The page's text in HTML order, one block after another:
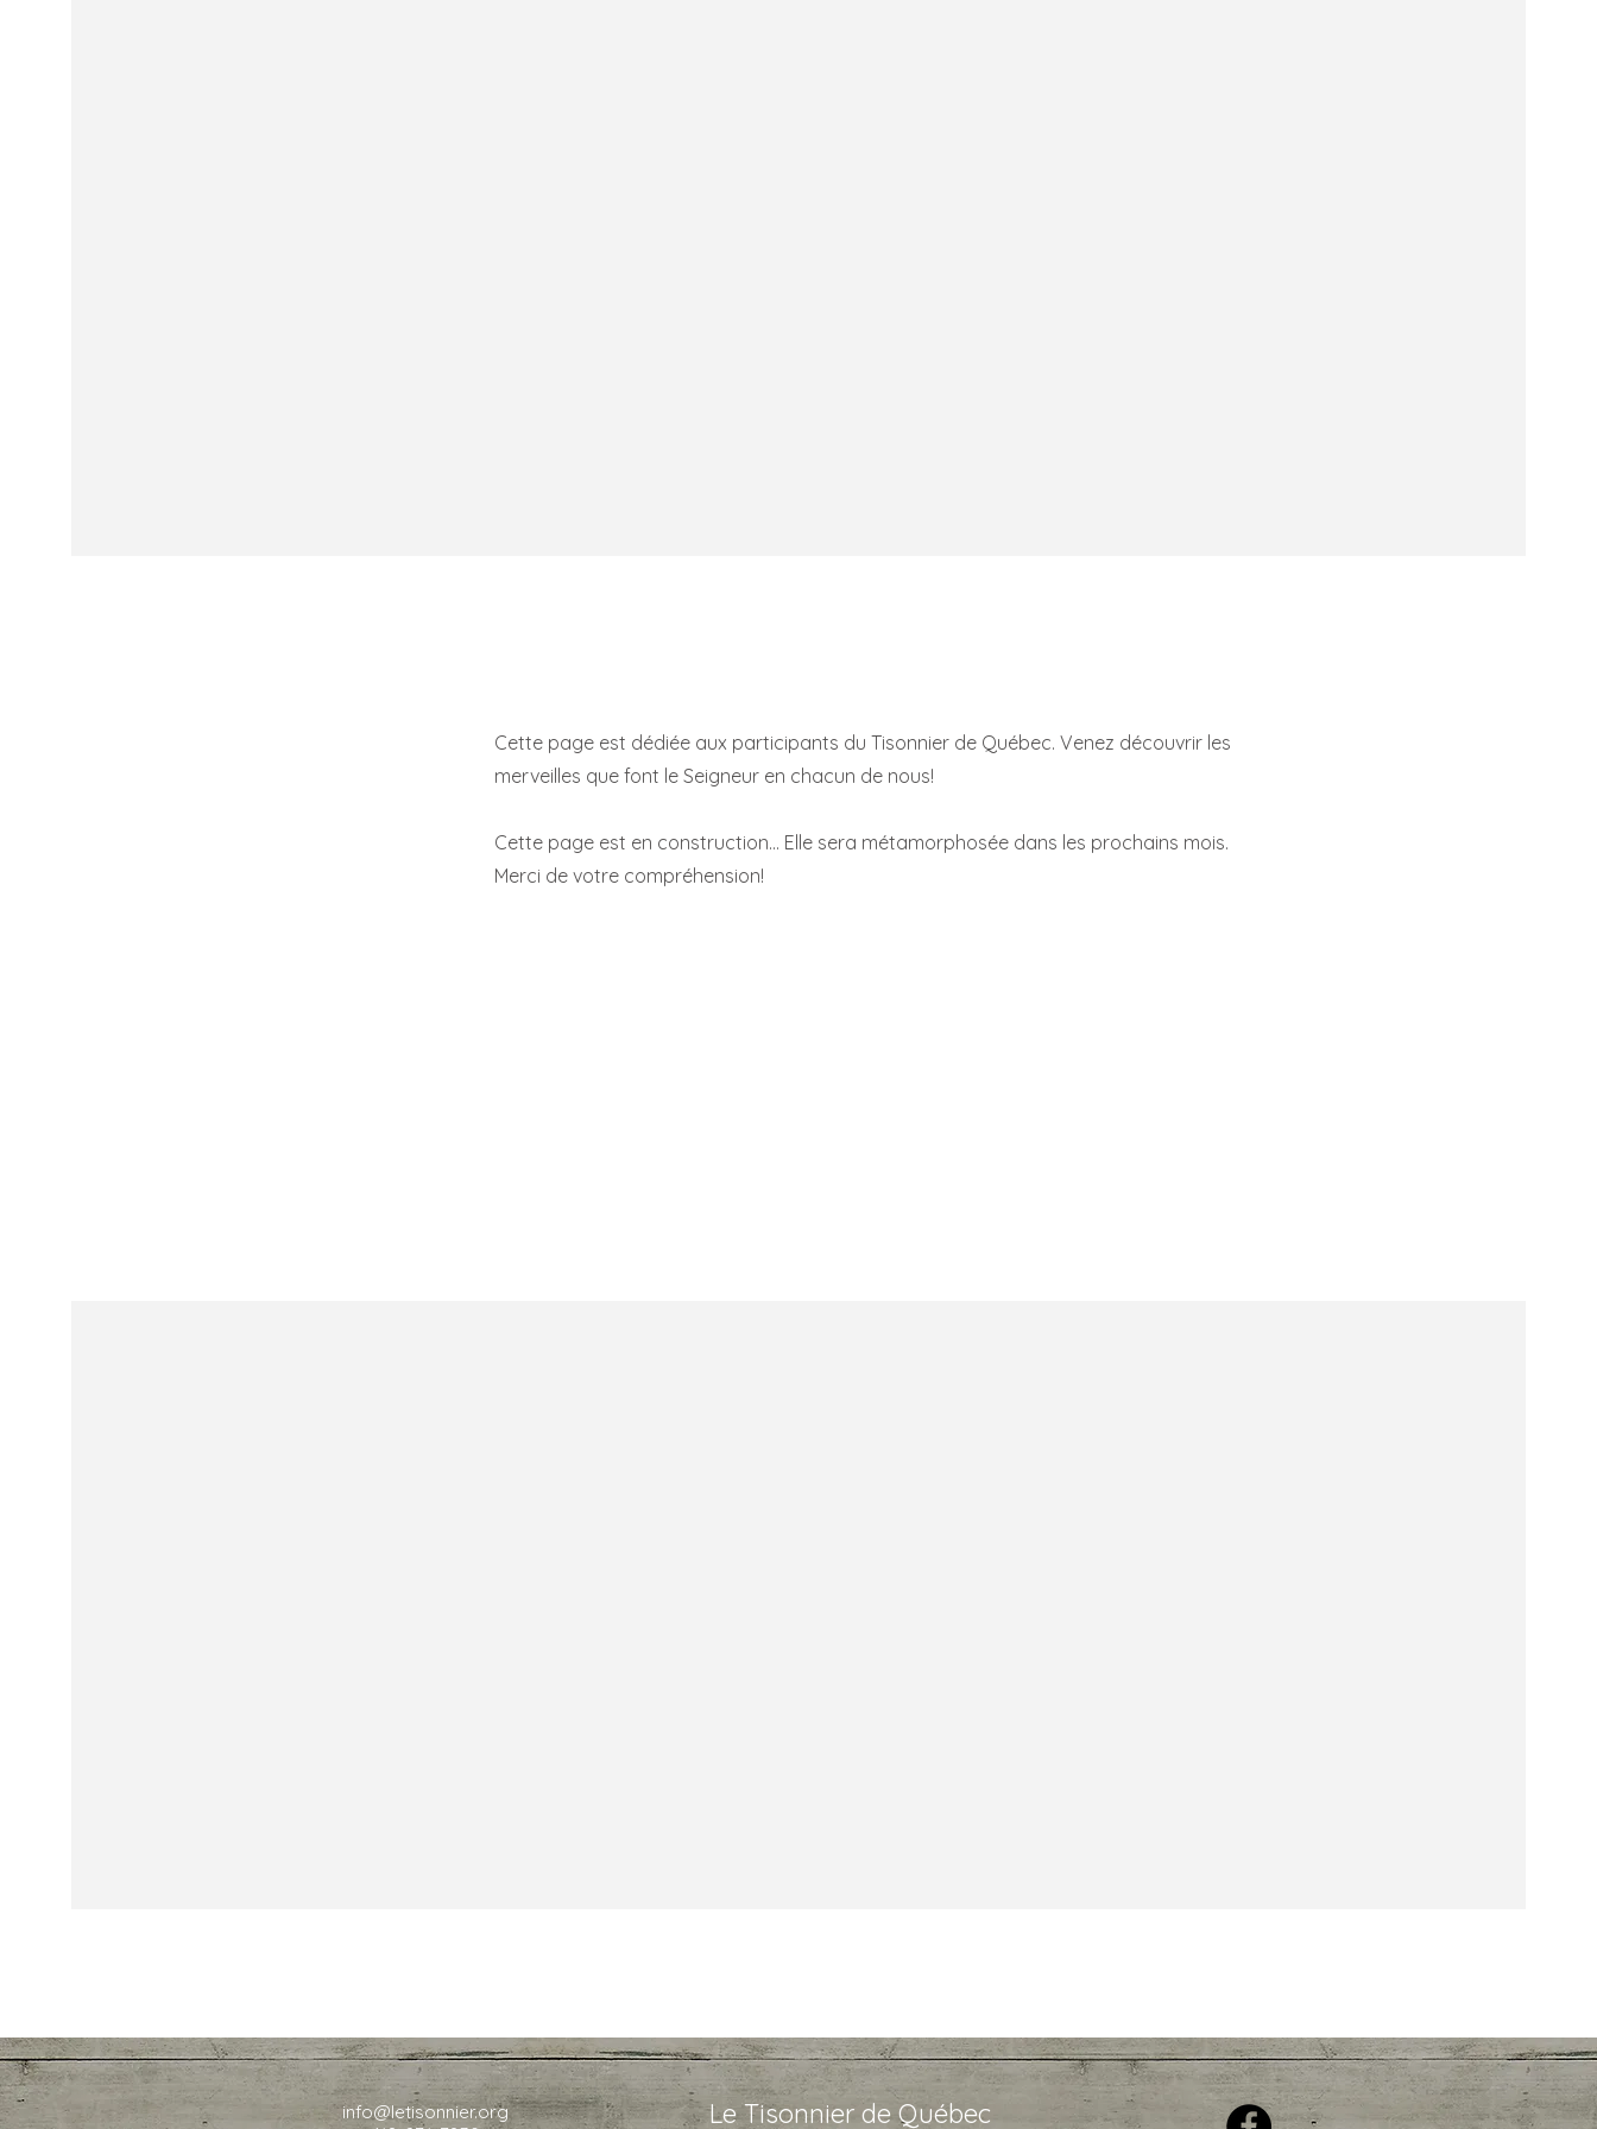
Cette page est dédiée aux participants du Tisonnier de Québec. Venez découvrir les
merveilles que font le Seigneur en chacun de nous!
Cette page est en construction... Elle sera métamorphosée dans les prochains mois.
Merci de votre compréhension!
info@letisonnier.org
Le Tisonnier de Québec